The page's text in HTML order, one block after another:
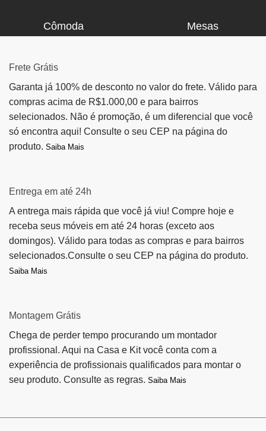
Cômoda Mesas
Frete Grátis
Garanta já 100% de desconto no valor do frete. Válido para
compras acima de R$1.000,00 e para bairros
selecionados. Não é promoção, é um diferencial que você
só encontra aqui! Consulte o seu CEP na página do
produto. Saiba Mais
Entrega em até 24h
A entrega mais rápida que você já viu! Compre hoje e
receba seus móveis em até 24 horas (exceto aos
domingos). Válido para todas as compras e para bairros
selecionados.Consulte o seu CEP na página do produto.
Saiba Mais
Montagem Grátis
Chega de perder tempo procurando um montador
profissional. Aqui na Casa e Kit você conta com a
experiência de profissionais qualificados para montar o
seu produto. Consulte as regras. Saiba Mais